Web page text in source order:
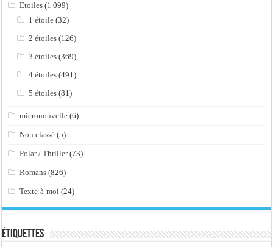
Etoiles (1 099)
1 étoile (32)
2 étoiles (126)
3 étoiles (369)
4 étoiles (491)
5 étoiles (81)
micronouvelle (6)
Non classé (5)
Polar / Thriller(73)
Romans (826)
Texte-à-moi (24)
Étiquettes